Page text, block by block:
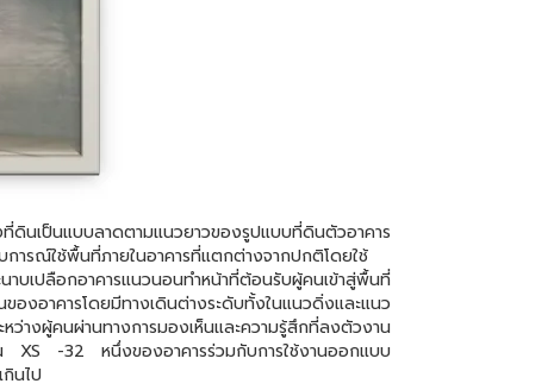
ป็นแบบลาดตามแนวยาวของรูปแบบที่ดินตัวอาคาร
การณ์ใช้พื้นที่ภายในอาคารที่แตกต่างจากปกติโดยใช้
บเปลือกอาคารแนวนอนทำหน้าที่ต้อนรับผู้คนเข้าสู่พื้นที่
งอาคารโดยมีทางเดินต่างระดับทั้งในแนวดิ่งและแนว
งผู้คนผ่านทางการมองเห็นและความรู้สึกที่ลงตัวงาน
น XS -32 หนึ่งของอาคารร่วมกับการใช้งานออกแบบ
นไป